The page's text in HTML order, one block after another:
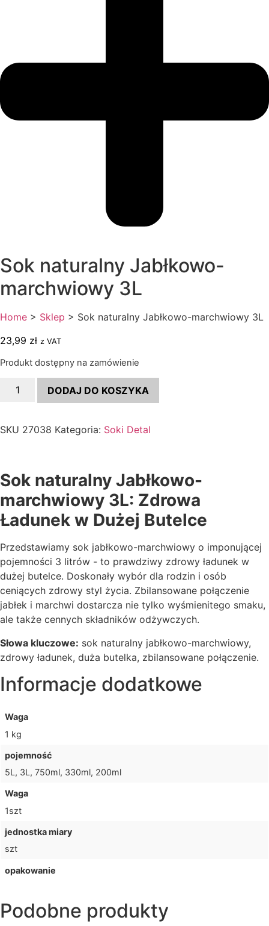
Sok naturalny Jabłkowo-
marchwiowy 3L
Home > Sklep > Sok naturalny Jabłkowo-marchwiowy 3L
23,99 zł z VAT
Produkt dostępny na zamówienie
Sok
naturalny
3L
DODAJ DO KOSZYKA
SKU 27038 Kategoria: Soki Detal
Sok naturalny Jabłkowo-
marchwiowy 3L: Zdrowa
Ładunek w Dużej Butelce
Przedstawiamy sok jabłkowo-marchwiowy o imponującej
pojemności 3 litrów - to prawdziwy zdrowy ładunek w
dużej butelce. Doskonały wybór dla rodzin i osób
ceniących zdrowy styl życia. Zbilansowane połączenie
jabłek i marchwi dostarcza nie tylko wyśmienitego smaku,
ale także cennych składników odżywczych.
Słowa kluczowe: sok naturalny jabłkowo-marchwiowy,
zdrowy ładunek, duża butelka, zbilansowane połączenie.
Informacje dodatkowe
Waga
1 kg
pojemność
5L, 3L, 750ml, 330ml, 200ml
Waga
1szt
jednostka miary
szt
opakowanie
Podobne produkty